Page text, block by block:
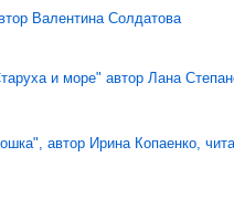
Валентина Солдатова
и море" автор Лана
автор Ирина Копаенко,